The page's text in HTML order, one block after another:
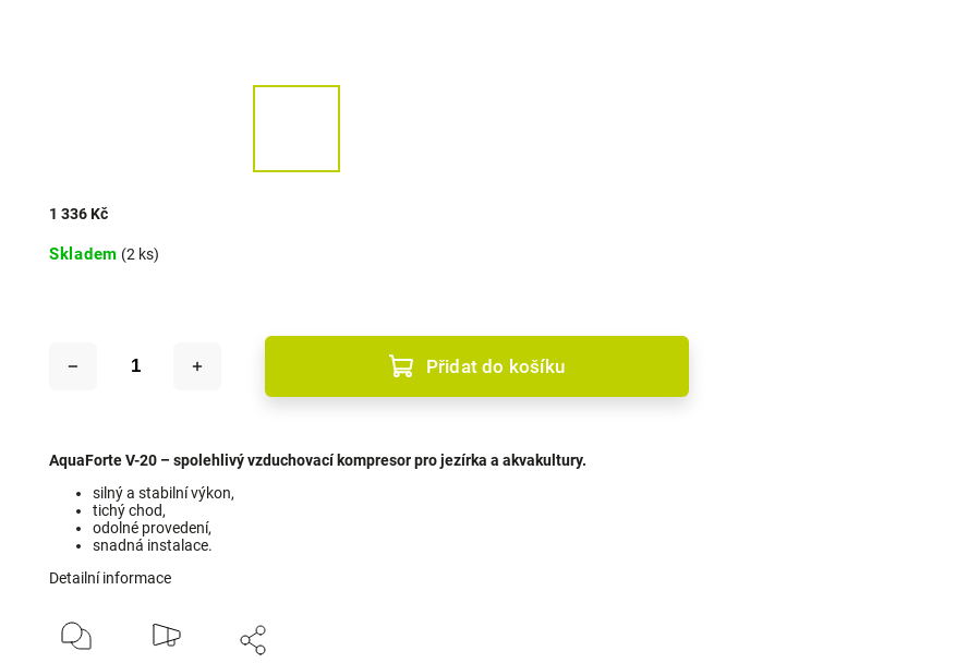
1 336 Kč
Skladem (2 ks)
Přidat do košíku
AquaForte V-20 – spolehlivý vzduchovací kompresor pro jezírka a akvakultury.
silný a stabilní výkon,
tichý chod,
odolné provedení,
snadná instalace.
Detailní informace